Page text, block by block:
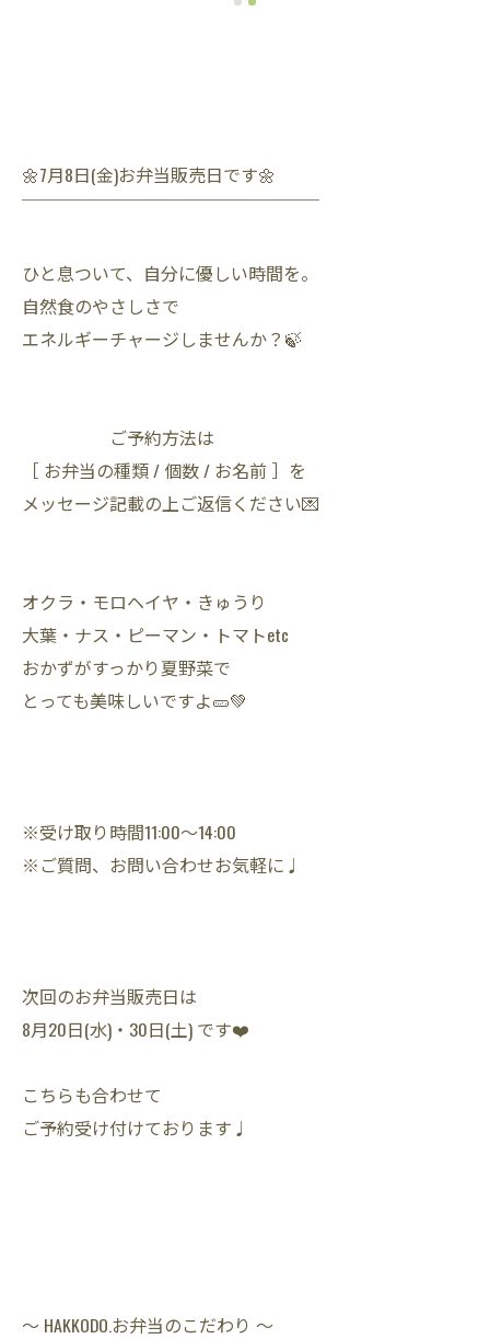
🌼7月8日(金)お弁当販売日です🌼
￣￣￣￣￣￣￣￣￣￣￣￣￣￣￣￣￣
ひと息ついて、自分に優しい時間を。
自然食のやさしさで
エネルギーチャージしませんか？🍃
ご予約方法は
［ お弁当の種類 / 個数 / お名前 ］を
メッセージ記載の上ご返信ください💌
オクラ・モロヘイヤ・きゅうり
大葉・ナス・ピーマン・トマトetc
おかずがすっかり夏野菜で
とっても美味しいですよ🥒💚
※受け取り時間11:00〜14:00
※ご質問、お問い合わせお気軽に♩
次回のお弁当販売日は
8月20日(水)・30日(土) です❤️
こちらも合わせて
ご予約受け付けております♩
〜 HAKKODO.お弁当のこだわり 〜